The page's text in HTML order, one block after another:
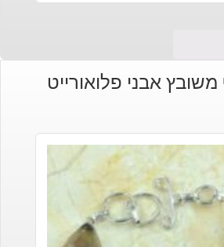
אבני פלואורייט